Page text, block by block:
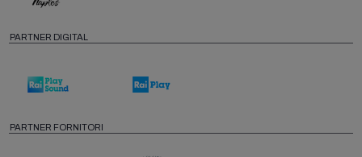
PARTNER DIGITAL
PARTNER FORNITORI